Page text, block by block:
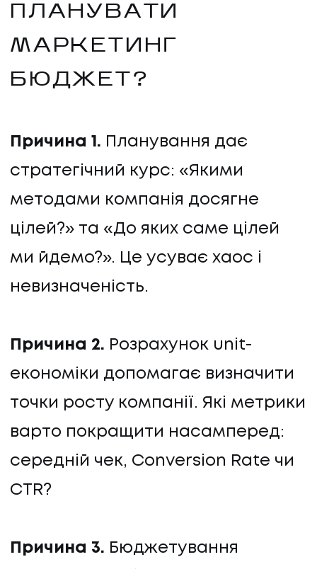
ПЛАНУВАТИ
МАРКЕТИНГ
БЮДЖЕТ?
Причина 1.
Планування дає
стратегічний курс: «Якими
методами компанія досягне
цілей?» та «До яких саме цілей
ми йдемо?». Це усуває хаос і
невизначеність.
Причина 2. Розрахунок unit-
економіки допомагає визначити
точки росту компанії. Які метрики
варто покращити насамперед:
середній чек, Conversion Rate чи
CTR?
Причина 3. Бюджетування